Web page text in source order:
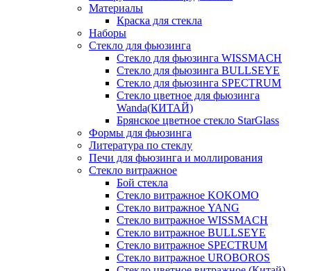
Материалы
Краска для стекла
Наборы
Стекло для фьюзинга
Стекло для фьюзинга WISSMACH
Стекло для фьюзинга BULLSEYE
Стекло для фьюзинга SPECTRUM
Стекло цветное для фьюзинга
Wanda(КИТАЙ)
Брянское цветное стекло StarGlass
Формы для фьюзинга
Литература по стеклу
Печи для фьюзинга и моллирования
Стекло витражное
Бой стекла
Стекло витражное KOKOMO
Стекло витражное YANG
Стекло витражное WISSMACH
Стекло витражное BULLSEYE
Стекло витражное SPECTRUM
Стекло витражное UROBOROS